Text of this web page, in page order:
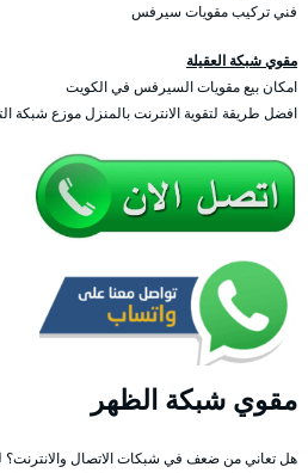
فني تركيب مقويات سيرفس
مقوي شبكة العقيلة
امكان بيع مقويات السيرفس في الكويت
افضل طريقة لتقوية الانترنت بالمنزل موزع شبكة
مقوي شبكة الظهر
هل تعاني من ضعف في شبكات الاتصال والانترنت؟